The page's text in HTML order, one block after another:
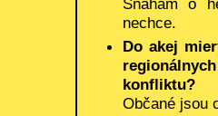
nechce.
Do akej
konfliktu?
Občané jsou